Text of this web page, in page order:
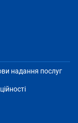
надання послуг